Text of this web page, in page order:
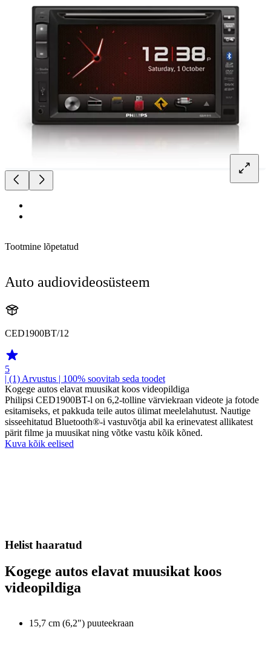
Tootmine lõpetatud
Auto audiovideosüsteem
CED1900BT/12
5
| (1) Arvustus | 100% soovitab seda toodet
Kogege autos elavat muusikat koos videopildiga
Philipsi CED1900BT-l on 6,2-tolline värviekraan videote ja fotode
esitamiseks, et pakkuda teile autos ülimat meelelahutust. Nautige
sisseehitatud Bluetooth®-i vastuvõtja abil ka erinevatest allikatest
pärit filme ja muusikat ning võtke vastu kõik kõned.
Kuva kõik eelised
Helist haaratud
Kogege autos elavat muusikat koos
videopildiga
15,7 cm (6,2") puuteekraan